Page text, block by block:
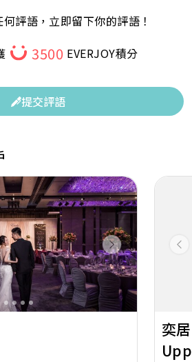
評語，立即留下你的評語！
3500 EVERJOY積分
提交評語
Next
奕居